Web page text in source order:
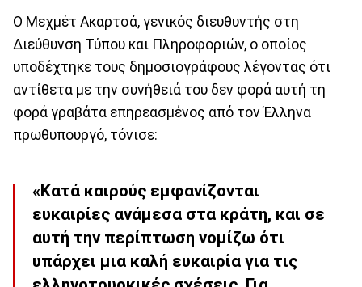
Ο Μεχμέτ Ακαρτσά, γενικός διευθυντής στη
Διεύθυνση Τύπου και Πληροφοριών, ο οποίος
υποδέχτηκε τους δημοσιογράφους λέγοντας ότι
αντίθετα με την συνήθειά του δεν φορά αυτή τη
φορά γραβάτα επηρεασμένος από τον Έλληνα
πρωθυπουργό, τόνισε:
«Κατά καιρούς εμφανίζονται
ευκαιρίες ανάμεσα στα κράτη, και σε
αυτή την περίπτωση νομίζω ότι
υπάρχει μια καλή ευκαιρία για τις